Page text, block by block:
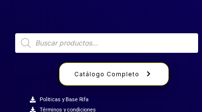
Catálogo Completo
Politicas y Base Rifa
Términos y condiciones